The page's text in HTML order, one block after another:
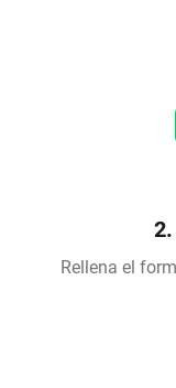
Rellena el